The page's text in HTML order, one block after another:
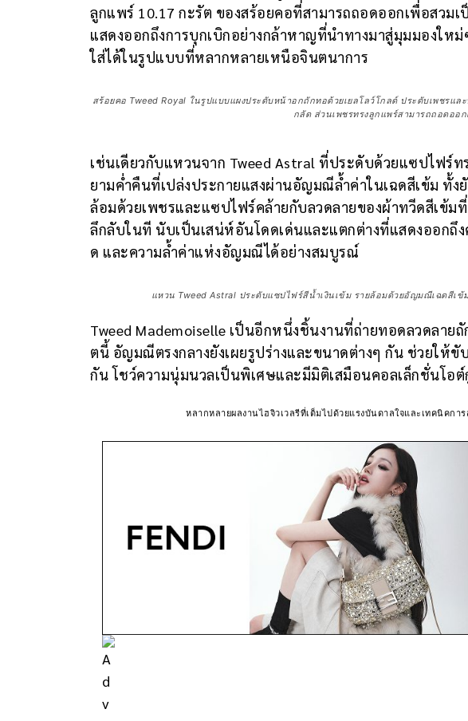
ลูกแพร์ 10.17 กะรัต ของสร้อยคอที่สามารถถอดออกเพื่อสวม
แสดงออกถึงการบุกเบิกอย่างกล้าหาญที่นำทางมาสู่มุมมองให
ใส่ได้ในรูปแบบที่หลากหลายเหนือจินตนาการ
สร้อยคอ Tweed Royal ในรูปแบบแผงประดับหน้าอกถักทอด้วยเยลโลว์โกลด์ ประดับเพชรแ
กลัด ส่วนเพชรทรงลูกแพร์สามารถถอดออ
เช่นเดียวกับแหวนจาก Tweed Astral ที่ประดับด้วยแซปไฟร์ท
ยามค่ำคืนที่เปล่งประกายแสงผ่านอัญมณีล้ำค่าในเฉดสีเข้ม ทั้ง
ล้อมด้วยเพชรและแซปไฟร์คล้ายกับลวดลายของผ้าทวีดสีเข้ม
ลึกลับในที นับเป็นเสน่ห์อันโดดเด่นและแตกต่างที่แสดงออกถึง
ด และความล้ำค่าแห่งอัญมณีได้อย่างสมบูรณ์
แหวน Tweed Astral ประดับแซปไฟร์สีน้ำเงินเข้ม รายล้อมด้วยอัญมณีเฉดสีเข้
Tweed Mademoiselle เป็นอีกหนึ่งชิ้นงานที่ถ่ายทอดลวดลาย
ตนี้ อัญมณีตรงกลางยังเผยรูปร่างและขนาดต่างๆ กัน ช่วยให้
กัน โชว์ความนุ่มนวลเป็นพิเศษและมีมิติเสมือนคอลเล็กชั่นโอต์
หลากหลายผลงานไฮจิวเวลรีที่เต็มไปด้วยแรงบันดาลใจและเทคนิคการ